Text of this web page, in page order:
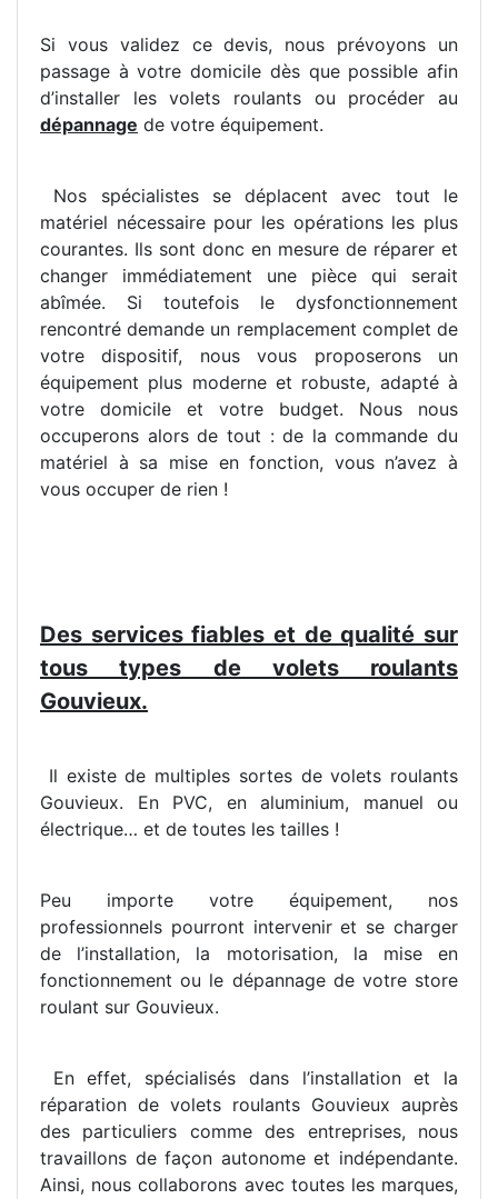
Si vous validez ce devis, nous prévoyons un
passage à votre domicile dès que possible afin
d’installer les volets roulants ou procéder au
dépannage de votre équipement.
Nos spécialistes se déplacent avec tout le
matériel nécessaire pour les opérations les plus
courantes. Ils sont donc en mesure de réparer et
changer immédiatement une pièce qui serait
abîmée. Si toutefois le dysfonctionnement
rencontré demande un remplacement complet de
votre dispositif, nous vous proposerons un
équipement plus moderne et robuste, adapté à
votre domicile et votre budget. Nous nous
occuperons alors de tout : de la commande du
matériel à sa mise en fonction, vous n’avez à
vous occuper de rien !
Des services fiables et de qualité sur
tous types de volets roulants
Gouvieux.
Il existe de multiples sortes de volets roulants
Gouvieux. En PVC, en aluminium, manuel ou
électrique… et de toutes les tailles !
Peu importe votre équipement, nos
professionnels pourront intervenir et se charger
de l’installation, la motorisation, la mise en
fonctionnement ou le dépannage de votre store
roulant sur Gouvieux.
En effet, spécialisés dans l’installation et la
réparation de volets roulants Gouvieux auprès
des particuliers comme des entreprises, nous
travaillons de façon autonome et indépendante.
Ainsi, nous collaborons avec toutes les marques,